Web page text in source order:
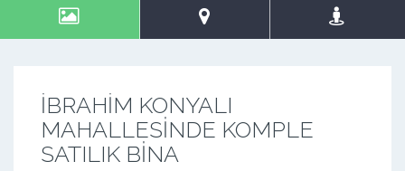
İBRAHİM KONYALI
MAHALLESİNDE KOMPLE
SATILIK BİNA